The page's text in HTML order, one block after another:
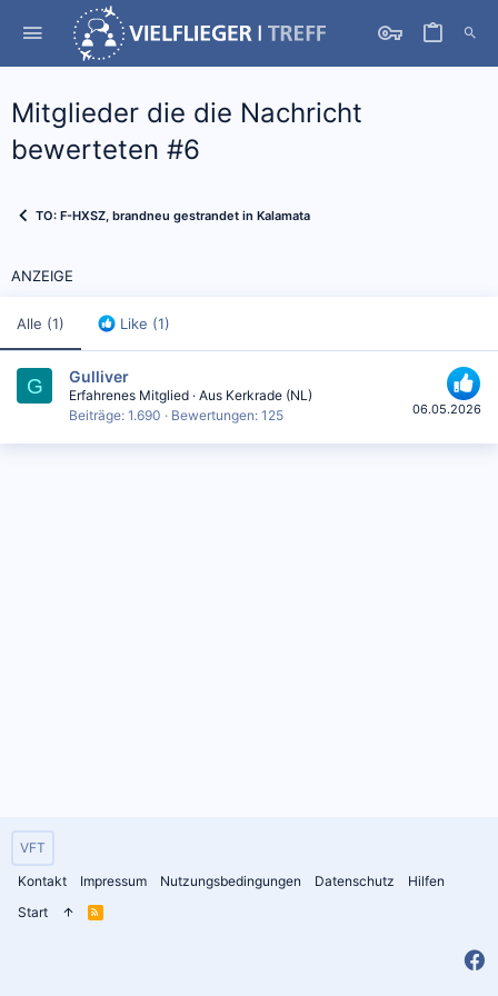
Mitglieder die die Nachricht
bewerteten #6
TO: F-HXSZ, brandneu gestrandet in Kalamata
ANZEIGE
Alle (1) Like (1)
G
06.05.2026
Gulliver
Erfahrenes Mitglied · Aus Kerkrade (NL)
Beiträge 1.690 Bewertungen 125
VFT
Kontakt
Impressum Nutzungsbedingungen Datenschutz
Hilfen
Start
R